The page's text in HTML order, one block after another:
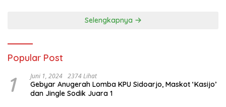
Selengkapnya
Popular Post
1 Juni 1, 2024 2374 Lihat
Gebyar Anugerah Lomba KPU Sidoarjo, Maskot ‘Kasijo’
dan Jingle Sodik Juara 1